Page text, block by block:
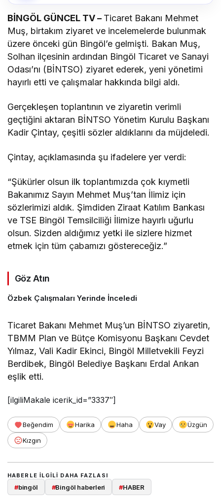
BİNGÖL GÜNCEL TV – Ticaret Bakanı Mehmet
Muş, birtakım ziyaret ve incelemelerde bulunmak
üzere önceki gün Bingöl’e gelmişti. Bakan Muş,
Solhan ilçesinin ardından Bingöl Ticaret ve Sanayi
Odası’nı (BİNTSO) ziyaret ederek, yeni yönetimi
hayırlı etti ve çalışmalar hakkında bilgi aldı.
Gerçekleşen toplantının ve ziyaretin verimli
geçtiğini aktaran BİNTSO Yönetim Kurulu Başkanı
Kadir Çintay, çeşitli sözler aldıklarını da müjdeledi.
Çintay, açıklamasında şu ifadelere yer verdi:
“Şükürler olsun ilk toplantımızda çok kıymetli
Bakanımız Sayın Mehmet Muş’tan İlimiz için
sözlerimizi aldık. Şimdiden Ziraat Katılım Bankası
ve TSE Bingöl Temsilciliği İlimize hayırlı uğurlu
olsun. Sizden aldığımız yetki ile sizlere hizmet
etmek için tüm çabamızı göstereceğiz.”
Göz Atın
Özbek Çalışmaları Yerinde İnceledi
Ticaret Bakanı Mehmet Muş’un BİNTSO ziyaretin,
TBMM Plan ve Bütçe Komisyonu Başkanı Cevdet
Yılmaz, Vali Kadir Ekinci, Bingöl Milletvekili Feyzi
Berdibek, Bingöl Belediye Başkanı Erdal Arıkan
eşlik etti.
[ilgiliMakale icerik_id=”3337″]
Beğendim Harika Haha Vay
Üzgün
Kızgın
HABERLE ILGILI DAHA FAZLASI
#bingöl #Bingöl haberleri #HABER